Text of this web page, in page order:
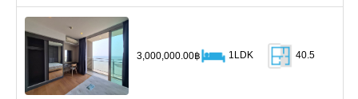
3,000,000.00฿ 1LDK 40.5